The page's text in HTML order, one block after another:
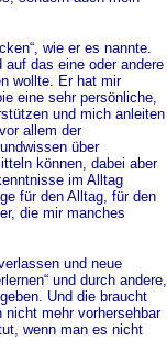
wie er es nannte.
das eine oder andere
wollte. Er hat mir
eine sehr persönliche,
und mich anleiten
allem der
über
können, dabei aber
im Alltag
für den Alltag, für den
die mir manches
und neue
und durch andere,
Und die braucht
mehr vorhersehbar
wenn man es nicht